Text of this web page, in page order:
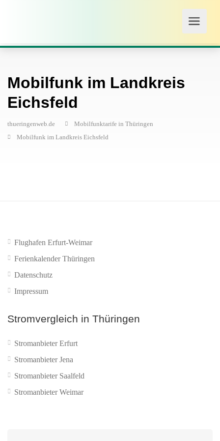
Mobilfunk im Landkreis
Eichsfeld
thueringenweb.de
Mobilfunktarife in Thüringen
Mobilfunk im Landkreis Eichsfeld
Flughafen Erfurt-Weimar
Ferienkalender Thüringen
Datenschutz
Impressum
Stromvergleich in Thüringen
Stromanbieter Erfurt
Stromanbieter Jena
Stromanbieter Saalfeld
Stromanbieter Weimar